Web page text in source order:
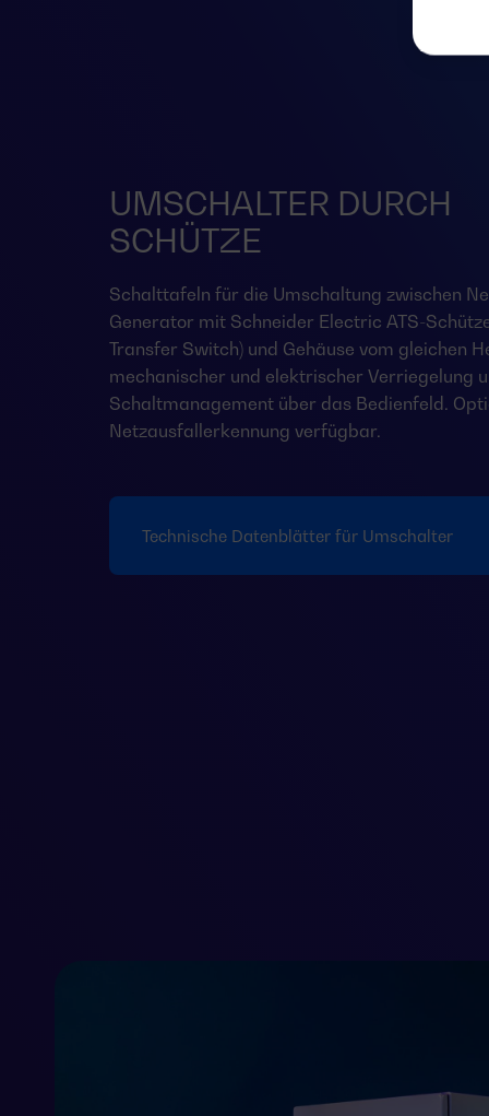
UMSCHALTER DURCH
SCHÜTZE
Schalttafeln für die Umschaltung zwischen
Generator mit Schneider Electric ATS-
Transfer Switch) und Gehäuse vom gleichen
mechanischer und elektrischer Verriegelung
Schaltmanagement über das Bedienfeld.
Netzausfallerkennung verfügbar.
Technische Datenblätter für Umschalter